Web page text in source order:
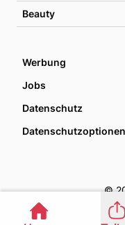
Beauty
Werbung
Jobs
Datenschutz
©